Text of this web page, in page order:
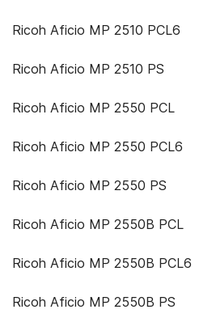
Ricoh Aficio MP 2510 PCL6
Ricoh Aficio MP 2510 PS
Ricoh Aficio MP 2550 PCL
Ricoh Aficio MP 2550 PCL6
Ricoh Aficio MP 2550 PS
Ricoh Aficio MP 2550B PCL
Ricoh Aficio MP 2550B PCL6
Ricoh Aficio MP 2550B PS